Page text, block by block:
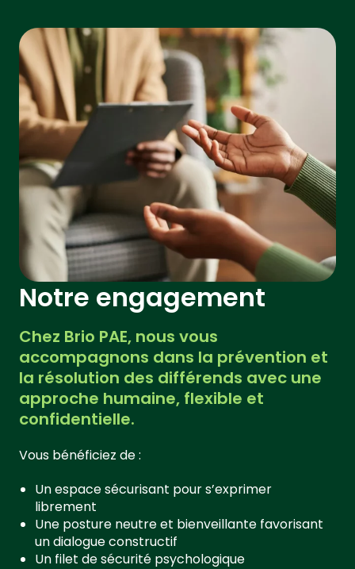
Notre engagement
Chez Brio PAE, nous vous
accompagnons dans la prévention et
la résolution des différends avec une
approche humaine, flexible et
confidentielle.
Vous bénéficiez de :
Un espace sécurisant pour s’exprimer
librement
Une posture neutre et bienveillante favorisant
un dialogue constructif
Un filet de sécurité psychologique